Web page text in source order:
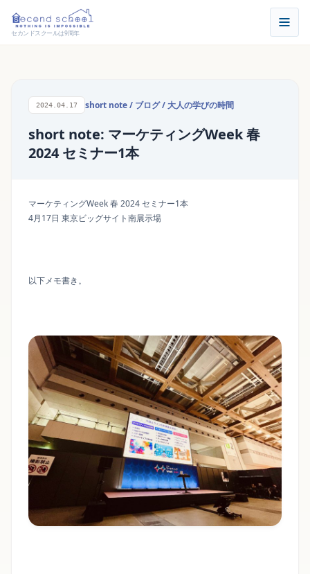
セカンドスクールは9周年
2024.04.17 short note/ ブログ/大人の学びの時間
short note: マーケティングWeek 春
2024 セミナー1本
マーケティングWeek 春 2024 セミナー1本
4月17日 東京ビッグサイト南展示場
以下メモ書き。